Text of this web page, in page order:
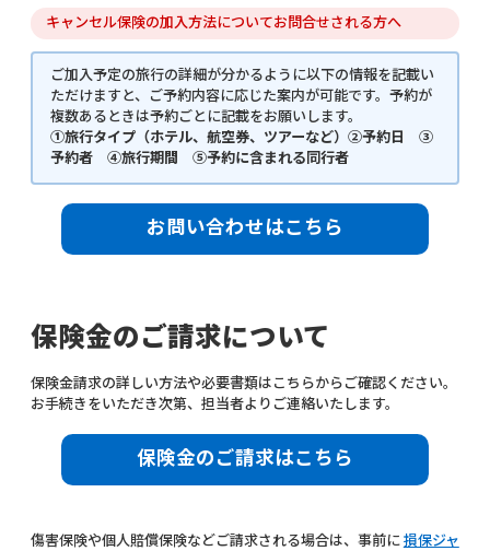
キャンセル保険の加入方法についてお問合せされる方へ
ご加入予定の旅行の詳細が分かるように以下の情報を記載い
ただけますと、ご予約内容に応じた案内が可能です。予約が
複数あるときは予約ごとに記載をお願いします。
①旅行タイプ（ホテル、航空券、ツアーなど）②予約日 ③
予約者 ④旅行期間 ⑤予約に含まれる同行者
お問い合わせはこちら
保険金のご請求について
保険金請求の詳しい方法や必要書類はこちらからご確認ください。
お手続きをいただき次第、担当者よりご連絡いたします。
保険金のご請求はこちら
傷害保険や個人賠償保険などご請求される場合は、事前に 損保ジャ